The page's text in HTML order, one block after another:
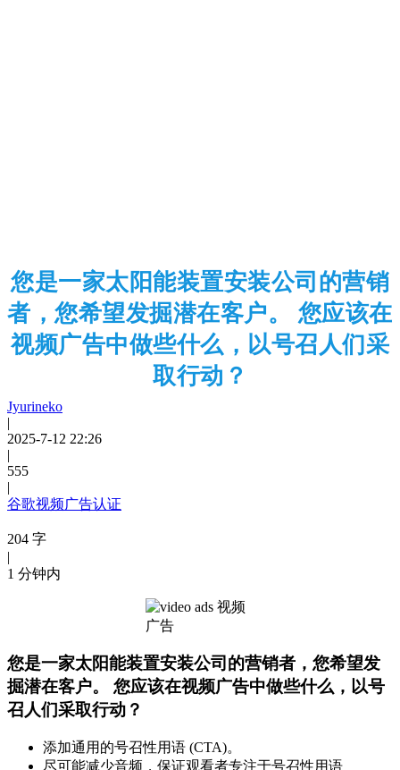
您是一家太阳能装置安装公司的营销
者，您希望发掘潜在客户。 您应该在
视频广告中做些什么，以号召人们采
取行动？
Jyurineko
|
2025-7-12 22:26
|
555
|
谷歌视频广告认证
204 字
|
1 分钟内
您是一家太阳能装置安装公司的营销者，您希望发
掘潜在客户。 您应该在视频广告中做些什么，以号
召人们采取行动？
添加通用的号召性用语 (CTA)。
尽可能减少音频，保证观看者专注于号召性用语